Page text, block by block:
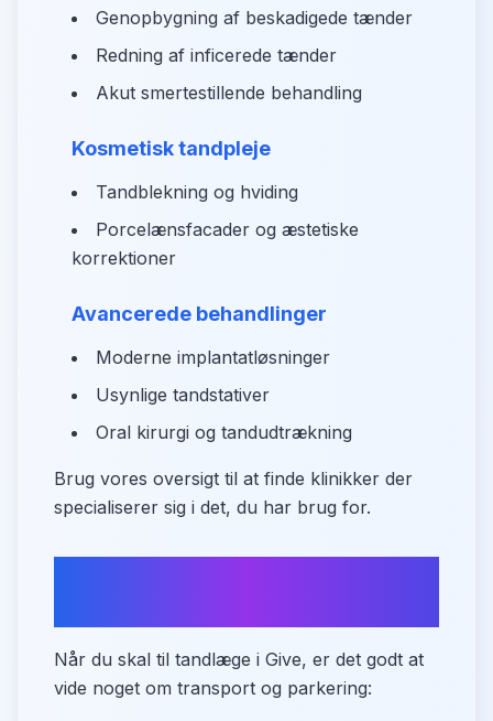
Genopbygning af beskadigede tænder
Redning af inficerede tænder
Akut smertestillende behandling
Kosmetisk tandpleje
Tandblekning og hviding
Porcelænsfacader og æstetiske
korrektioner
Avancerede behandlinger
Moderne implantatløsninger
Usynlige tandstativer
Oral kirurgi og tandudtrækning
Brug vores oversigt til at finde klinikker der
specialiserer sig i det, du har brug for.
Når du skal til tandlæge i Give, er det godt at
vide noget om transport og parkering: